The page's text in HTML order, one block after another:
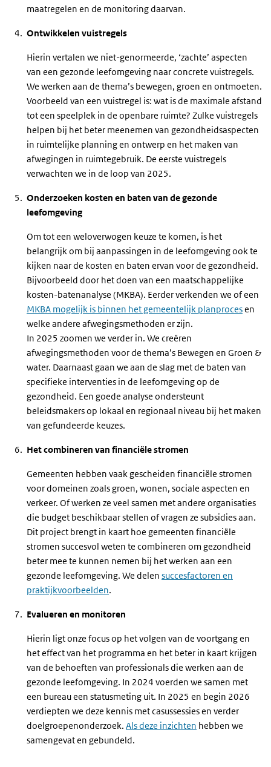
maatregelen en de monitoring daarvan.
Ontwikkelen vuistregels
Hierin vertalen we niet-genormeerde, ‘zachte’ aspecten
van een gezonde leefomgeving naar concrete vuistregels.
We werken aan de thema’s bewegen, groen en ontmoeten.
Voorbeeld van een vuistregel is: wat is de maximale afstand
tot een speelplek in de openbare ruimte? Zulke vuistregels
helpen bij het beter meenemen van gezondheidsaspecten
in ruimtelijke planning en ontwerp en het maken van
afwegingen in ruimtegebruik. De eerste vuistregels
verwachten we in de loop van 2025.
Onderzoeken kosten en baten van de gezonde
leefomgeving
Om tot een weloverwogen keuze te komen, is het
belangrijk om bij aanpassingen in de leefomgeving ook te
kijken naar de kosten en baten ervan voor de gezondheid.
Bijvoorbeeld door het doen van een maatschappelijke
kosten-batenanalyse (MKBA). Eerder verkenden we of een
MKBA mogelijk is binnen het gemeentelijk planprocesen
welke andere afwegingsmethoden er zijn.
In 2025 zoomen we verder in. We creëren
afwegingsmethoden voor de thema’s Bewegen en Groen &
water. Daarnaast gaan we aan de slag met de baten van
specifieke interventies in de leefomgeving op de
gezondheid. Een goede analyse ondersteunt
beleidsmakers op lokaal en regionaal niveau bij het maken
van gefundeerde keuzes.
Het combineren van financiële stromen
Gemeenten hebben vaak gescheiden financiële stromen
voor domeinen zoals groen, wonen, sociale aspecten en
verkeer. Of werken ze veel samen met andere organisaties
die budget beschikbaar stellen of vragen ze subsidies aan.
Dit project brengt in kaart hoe gemeenten financiële
stromen succesvol weten te combineren om gezondheid
beter mee te kunnen nemen bij het werken aan een
gezonde leefomgeving. We delen succesfactoren en
praktijkvoorbeelden.
Evalueren en monitoren
Hierin ligt onze focus op het volgen van de voortgang en
het effect van het programma en het beter in kaart krijgen
van de behoeften van professionals die werken aan de
gezonde leefomgeving. In 2024 voerden we samen met
een bureau een statusmeting uit. In 2025 en begin 2026
verdiepten we deze kennis met casussessies en verder
doelgroepenonderzoek. Als deze inzichten hebben we
samengevat en gebundeld.